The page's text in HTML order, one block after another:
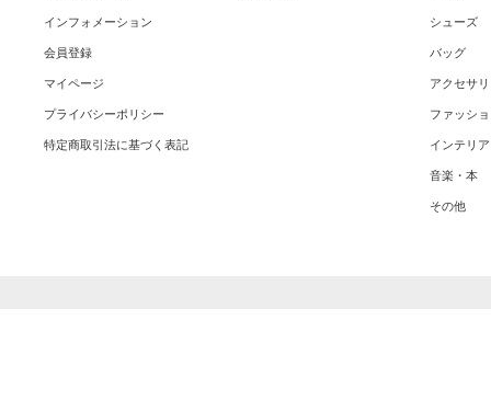
インフォメーション
会員登録
マイページ
プライバシーポリシー
特定商取引法に基づく表記
シューズ
バッグ
アクセサ
ファッシ
インテリア
音楽・本
その他